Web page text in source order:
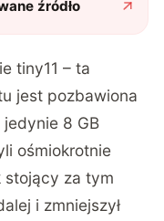
źródło
tiny11 – ta
jest pozbawiona
8 GB
ośmiokrotnie
stojący za tym
i zmniejszył